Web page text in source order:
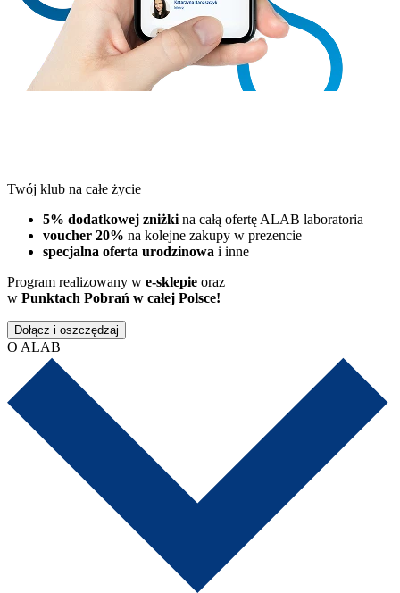
Twój klub na całe życie
5% dodatkowej zniżki na całą ofertę ALAB laboratoria
voucher 20% na kolejne zakupy w prezencie
specjalna oferta urodzinowa i inne
Program realizowany w e-sklepie oraz
w Punktach Pobrań w całej Polsce!
Dołącz i oszczędzaj
O ALAB